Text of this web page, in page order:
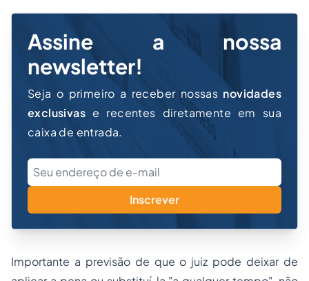
Assine a nossa
newsletter!
Seja o primeiro a receber nossas novidades
exclusivas e recentes diretamente em sua
caixa de entrada.
Inscrever
Importante a previsão de que o juiz pode deixar de